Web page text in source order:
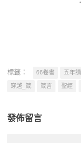
標籤： 66卷書 五年
穿越_箴
箴言 聖經
發佈留言